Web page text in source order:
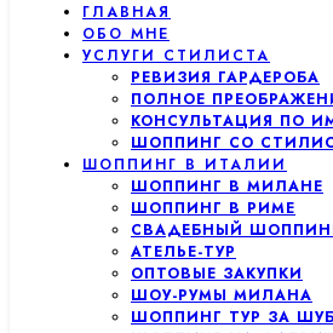
ГЛАВНАЯ
ОБО МНЕ
УСЛУГИ СТИЛИСТА
РЕВИЗИЯ ГАРДЕРОБА
ПОЛНОЕ
КОНСУЛЬТАЦИЯ ПО
ШОППИНГ СО
ШОППИНГ В ИТАЛИИ
ШОППИНГ В МИЛАНЕ
ШОППИНГ В РИМЕ
СВАДЕБНЫЙ
АТЕЛЬЕ-ТУР
ОПТОВЫЕ ЗАКУПКИ
ШОУ-РУМЫ МИЛАНА
ШОППИНГ ТУР ЗА